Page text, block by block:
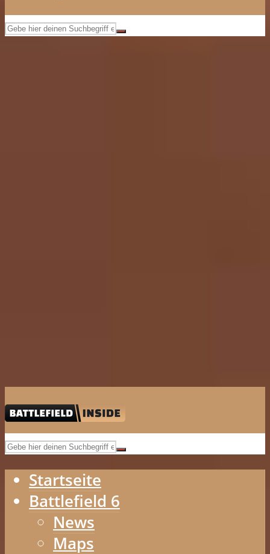
Startseite
Battlefield 6
News
Maps